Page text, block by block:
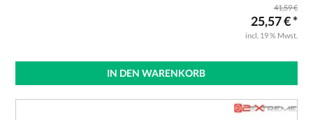
41,59 €
25,57 € *
incl. 19 % Mwst.
IN DEN WARENKORB